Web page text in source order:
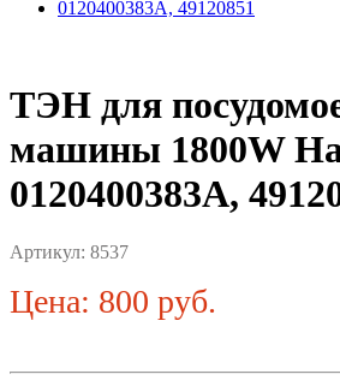
ТЭН для
машины 1800W
0120400383A,
Артикул: 8537
Цена: 800 руб.